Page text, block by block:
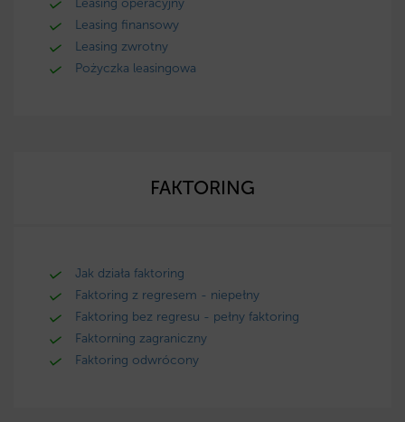
Leasing operacyjny
Leasing finansowy
Leasing zwrotny
Pożyczka leasingowa
FAKTORING
Jak działa faktoring
Faktoring z regresem - niepełny
Faktoring bez regresu - pełny faktoring
Faktorning zagraniczny
Faktoring odwrócony